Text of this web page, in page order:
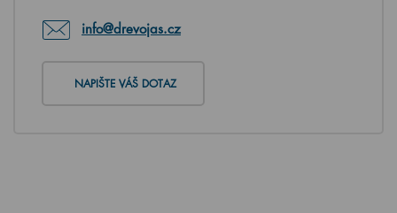
info@drevojas.cz
NAPIŠTE VÁŠ DOTAZ